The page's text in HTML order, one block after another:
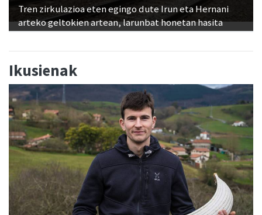
Tren zirkulazioa eten egingo dute Irun eta Hernani
arteko geltokien artean, larunbat honetan hasita
Ikusienak